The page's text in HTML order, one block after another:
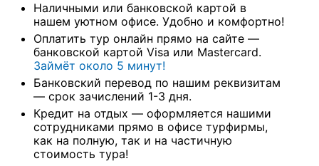
Наличными или банковской картой в
нашем уютном офисе. Удобно и комфортно!
Оплатить тур онлайн прямо на сайте —
банковской картой Visa или Mastercard.
Займёт около 5 минут!
Банковский перевод по нашим реквизитам
— срок зачислений 1-3 дня.
Кредит на отдых — оформляется нашими
сотрудниками прямо в офисе турфирмы,
как на полную, так и на частичную
стоимость тура!